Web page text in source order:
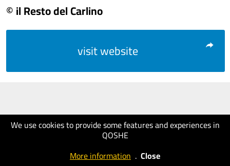
We use cookies to provide some features and experiences in
QOSHE
More information . Close
© il Resto del Carlino
visit website